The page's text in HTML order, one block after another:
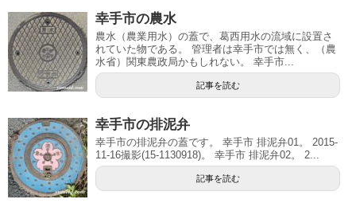
幸手市の農水
農水（農業用水）の蓋で、葛西用水の流域に設置さ
れていた物である。 管理者は幸手市では無く、（農
水省）関東農政局かもしれない。 幸手市...
記事を読む
幸手市の排泥弁
幸手市の排泥弁の蓋です。 幸手市 排泥弁01。 2015-
11-16撮影(15-1130918)。 幸手市 排泥弁02。 2...
記事を読む